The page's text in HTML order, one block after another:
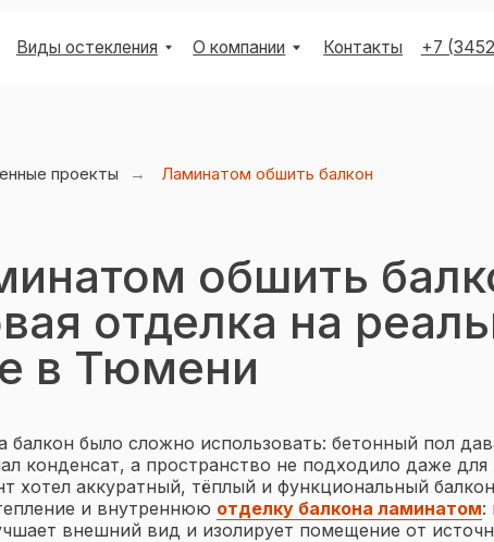
+7 (3452) 53-03-73
+7 (3452) 53-03-73
О компании Контакты
проекты → Ламинатом обшить балкон
обшить
отделка на
в Тюмени
балкон было сложно использовать: бетонный пол
конденсат, а пространство не подходило даже
хотел аккуратный, тёплый и функциональный
и внутреннюю отделку балкона ламинатом:
внешний вид и изолирует помещение от